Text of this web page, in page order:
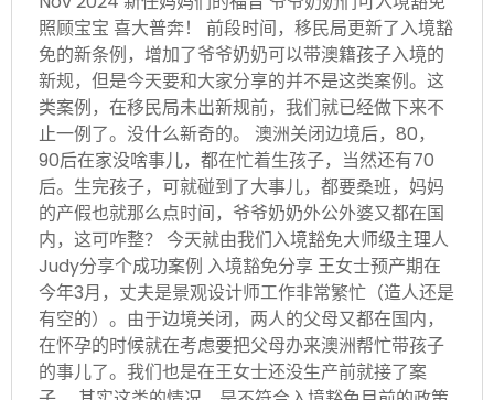
照顾宝宝 喜大普奔！ 前段时间，移民局更新了入境豁
免的新条例，增加了爷爷奶奶可以带澳籍孩子入境的
新规，但是今天要和大家分享的并不是这类案例。这
类案例，在移民局未出新规前，我们就已经做下来不
止一例了。没什么新奇的。 澳洲关闭边境后，80，
90后在家没啥事儿，都在忙着生孩子，当然还有70
后。生完孩子，可就碰到了大事儿，都要桑班，妈妈
的产假也就那么点时间，爷爷奶奶外公外婆又都在国
内，这可咋整？ 今天就由我们入境豁免大师级主理人
Judy分享个成功案例 入境豁免分享 王女士预产期在
今年3月，丈夫是景观设计师工作非常繁忙（造人还是
有空的）。由于边境关闭，两人的父母又都在国内，
在怀孕的时候就在考虑要把父母办来澳洲帮忙带孩子
的事儿了。我们也是在王女士还没生产前就接了案